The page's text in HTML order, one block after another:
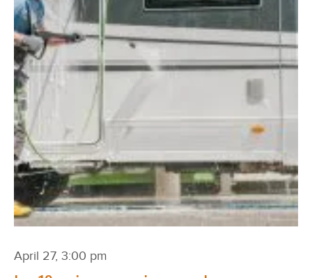
April 27, 3:00 pm